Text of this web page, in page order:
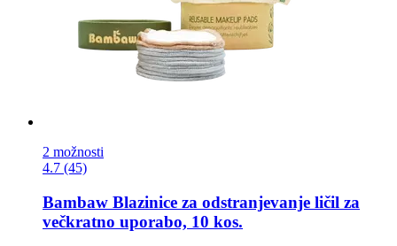
2 možnosti
4.7 (45)
Bambaw Blazinice za odstranjevanje ličil za
večkratno uporabo, 10 kos.